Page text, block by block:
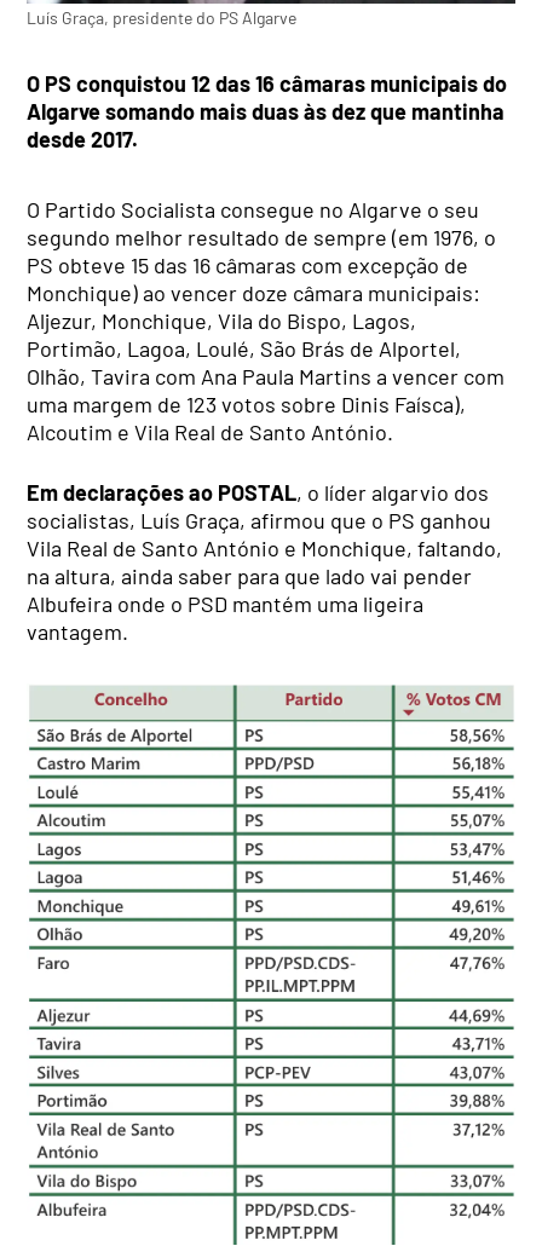
Luís Graça, presidente do PS Algarve
O PS conquistou 12 das 16 câmaras municipais do
Algarve somando mais duas às dez que mantinha
desde 2017.
O Partido Socialista consegue no Algarve o seu
segundo melhor resultado de sempre (em 1976, o
PS obteve 15 das 16 câmaras com excepção de
Monchique) ao vencer doze câmara municipais:
Aljezur, Monchique, Vila do Bispo, Lagos,
Portimão, Lagoa, Loulé, São Brás de Alportel,
Olhão, Tavira com Ana Paula Martins a vencer com
uma margem de 123 votos sobre Dinis Faísca),
Alcoutim e Vila Real de Santo António.
Em declarações ao POSTAL, o líder algarvio dos
socialistas, Luís Graça, afirmou que o PS ganhou
Vila Real de Santo António e Monchique, faltando,
na altura, ainda saber para que lado vai pender
Albufeira onde o PSD mantém uma ligeira
vantagem.